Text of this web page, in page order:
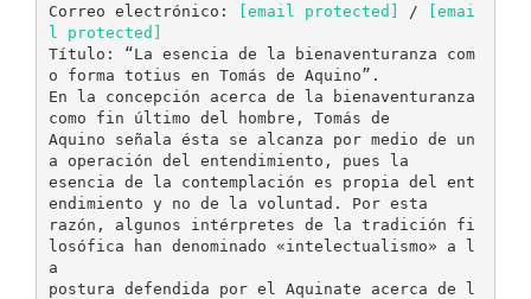
Correo electrónico:
[email protected] /
[emai
l protected]
Título: “La esencia de la bienaventuranza com
o forma totius en Tomás de Aquino”.
En la concepción acerca de la bienaventuranza
como fin último del hombre, Tomás de
Aquino señala ésta se alcanza por medio de un
a operación del entendimiento, pues la
esencia de la contemplación es propia del ent
endimiento y no de la voluntad. Por esta
razón, algunos intérpretes de la tradición fi
losófica han denominado «intelectualismo» a l
a
postura defendida por el Aquinate acerca de l